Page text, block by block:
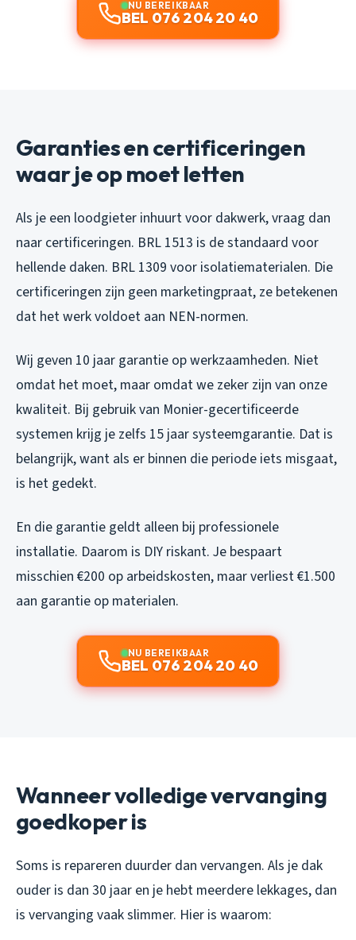
NU BEREIKBAAR
BEL 076 204 20 40
Garanties en certificeringen
waar je op moet letten
Als je een loodgieter inhuurt voor dakwerk, vraag dan
naar certificeringen. BRL 1513 is de standaard voor
hellende daken. BRL 1309 voor isolatiematerialen. Die
certificeringen zijn geen marketingpraat, ze betekenen
dat het werk voldoet aan NEN-normen.
Wij geven 10 jaar garantie op werkzaamheden. Niet
omdat het moet, maar omdat we zeker zijn van onze
kwaliteit. Bij gebruik van Monier-gecertificeerde
systemen krijg je zelfs 15 jaar systeemgarantie. Dat is
belangrijk, want als er binnen die periode iets misgaat,
is het gedekt.
En die garantie geldt alleen bij professionele
installatie. Daarom is DIY riskant. Je bespaart
misschien €200 op arbeidskosten, maar verliest €1.500
aan garantie op materialen.
NU BEREIKBAAR
BEL 076 204 20 40
Wanneer volledige vervanging
goedkoper is
Soms is repareren duurder dan vervangen. Als je dak
ouder is dan 30 jaar en je hebt meerdere lekkages, dan
is vervanging vaak slimmer. Hier is waarom: